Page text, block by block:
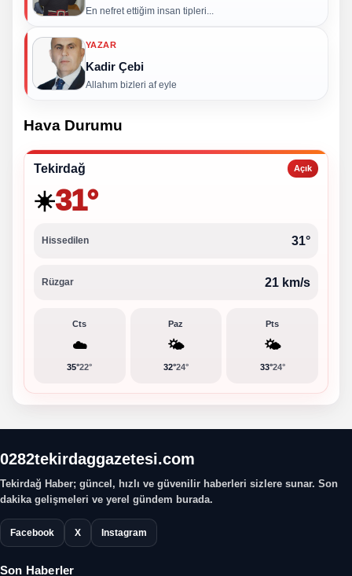
En nefret ettiğim insan tipleri...
YAZAR
Kadir Çebi
Allahım bizleri af eyle
Hava Durumu
Tekirdağ Açık
☀️31°
Hissedilen 31°
Rüzgar 21 km/s
Cts
☁️
35°22°
Paz
🌤️
32°24°
Pts
🌤️
33°24°
0282tekirdaggazetesi.com
Tekirdağ Haber; güncel, hızlı ve güvenilir haberleri sizlere sunar. Son
dakika gelişmeleri ve yerel gündem burada.
Facebook X Instagram
Son Haberler